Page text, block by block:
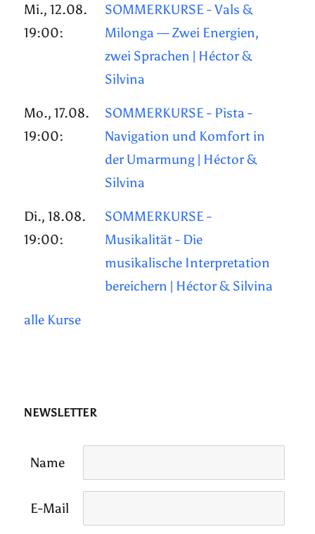
Mi., 12.08.
19:00:
SOMMERKURSE - Vals &
Milonga — Zwei Energien,
zwei Sprachen | Héctor &
Silvina
Mo., 17.08.
19:00:
SOMMERKURSE - Pista -
Navigation und Komfort in
der Umarmung | Héctor &
Silvina
Di., 18.08.
19:00:
SOMMERKURSE -
Musikalität - Die
musikalische Interpretation
bereichern | Héctor & Silvina
alle Kurse
NEWSLETTER
Name
E-Mail